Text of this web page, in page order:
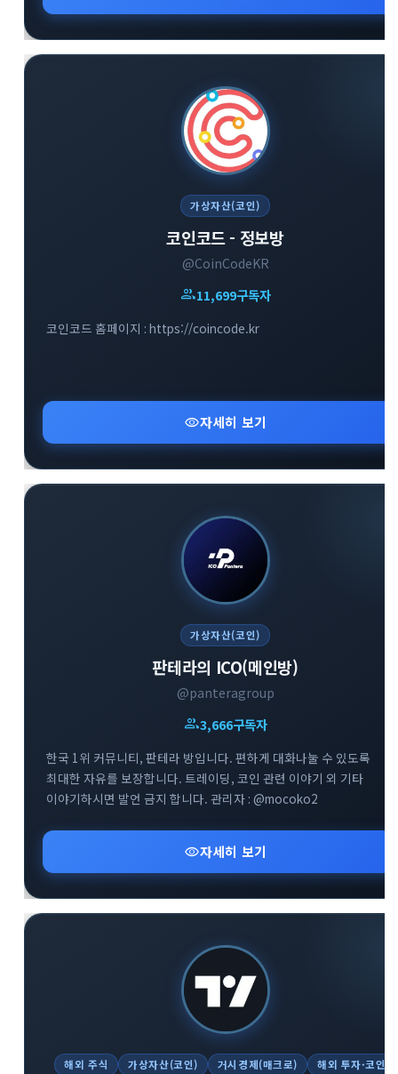
가상자산(코인)
코인코드 - 정보방
@CoinCodeKR
group11,699구독자
코인코드 홈페이지 : https://coincode.kr
visibility자세히 보기
가상자산(코인)
판테라의 ICO(메인방)
@panteragroup
group3,666구독자
한국 1위 커뮤니티, 판테라 방입니다. 편하게 대화나눌 수 있도록
최대한 자유를 보장합니다. 트레이딩, 코인 관련 이야기 외 기타
이야기하시면 발언 금지 합니다. 관리자 : @mocoko2
visibility자세히 보기
해외 주식 가상자산(코인) 거시경제(매크로) 해외 투자·코인
사이트 메뉴 이동 search
다운로드
활용팁 스티커 보안